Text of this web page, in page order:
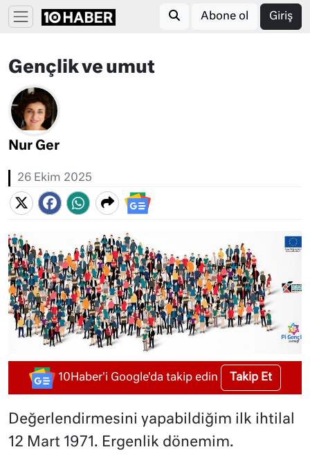
Abone ol Giriş
Gençlik ve umut
Nur Ger
26 Ekim 2025
10Haber'i Google'da takip edin Takip Et
Değerlendirmesini yapabildiğim ilk ihtilal
12 Mart 1971. Ergenlik dönemim.